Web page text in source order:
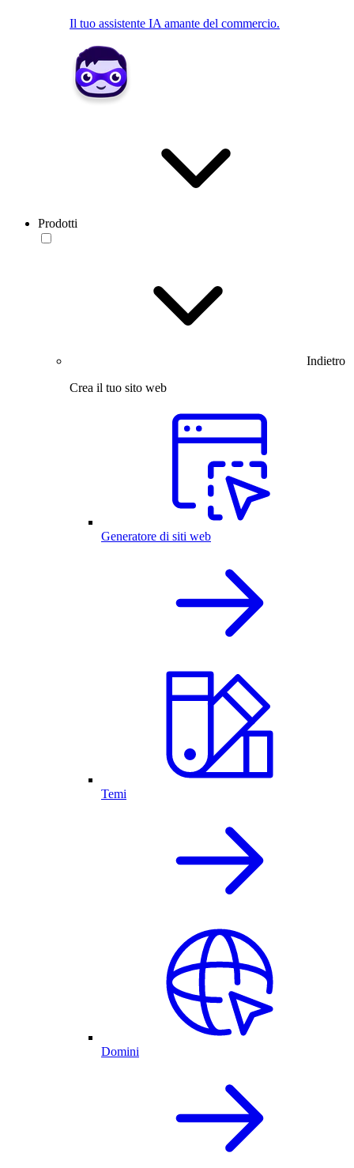
Il tuo assistente IA amante del commercio.
Prodotti
Indietro
Crea il tuo sito web
Generatore di siti web
Temi
Domini